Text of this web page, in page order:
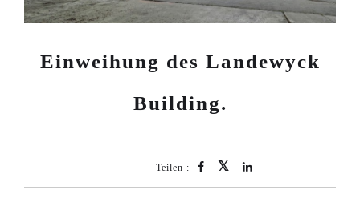
Einweihung des Landewyck
Building.
Teilen :